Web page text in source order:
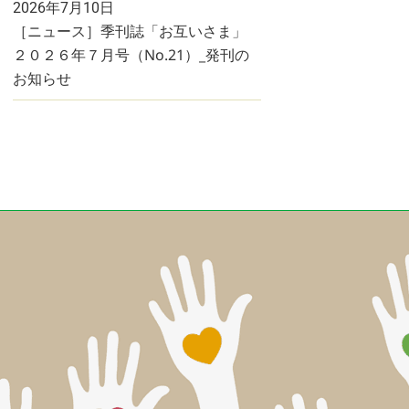
2026年7月10日
［ニュース］季刊誌「お互いさま」
２０２６年７月号（No.21）_発刊の
お知らせ